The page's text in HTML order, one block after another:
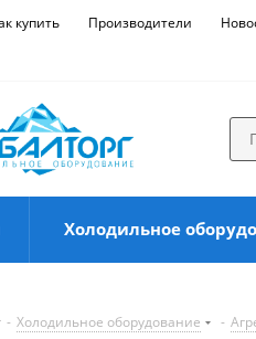
купить Производители
Холодильное
- Холодильное оборудование -